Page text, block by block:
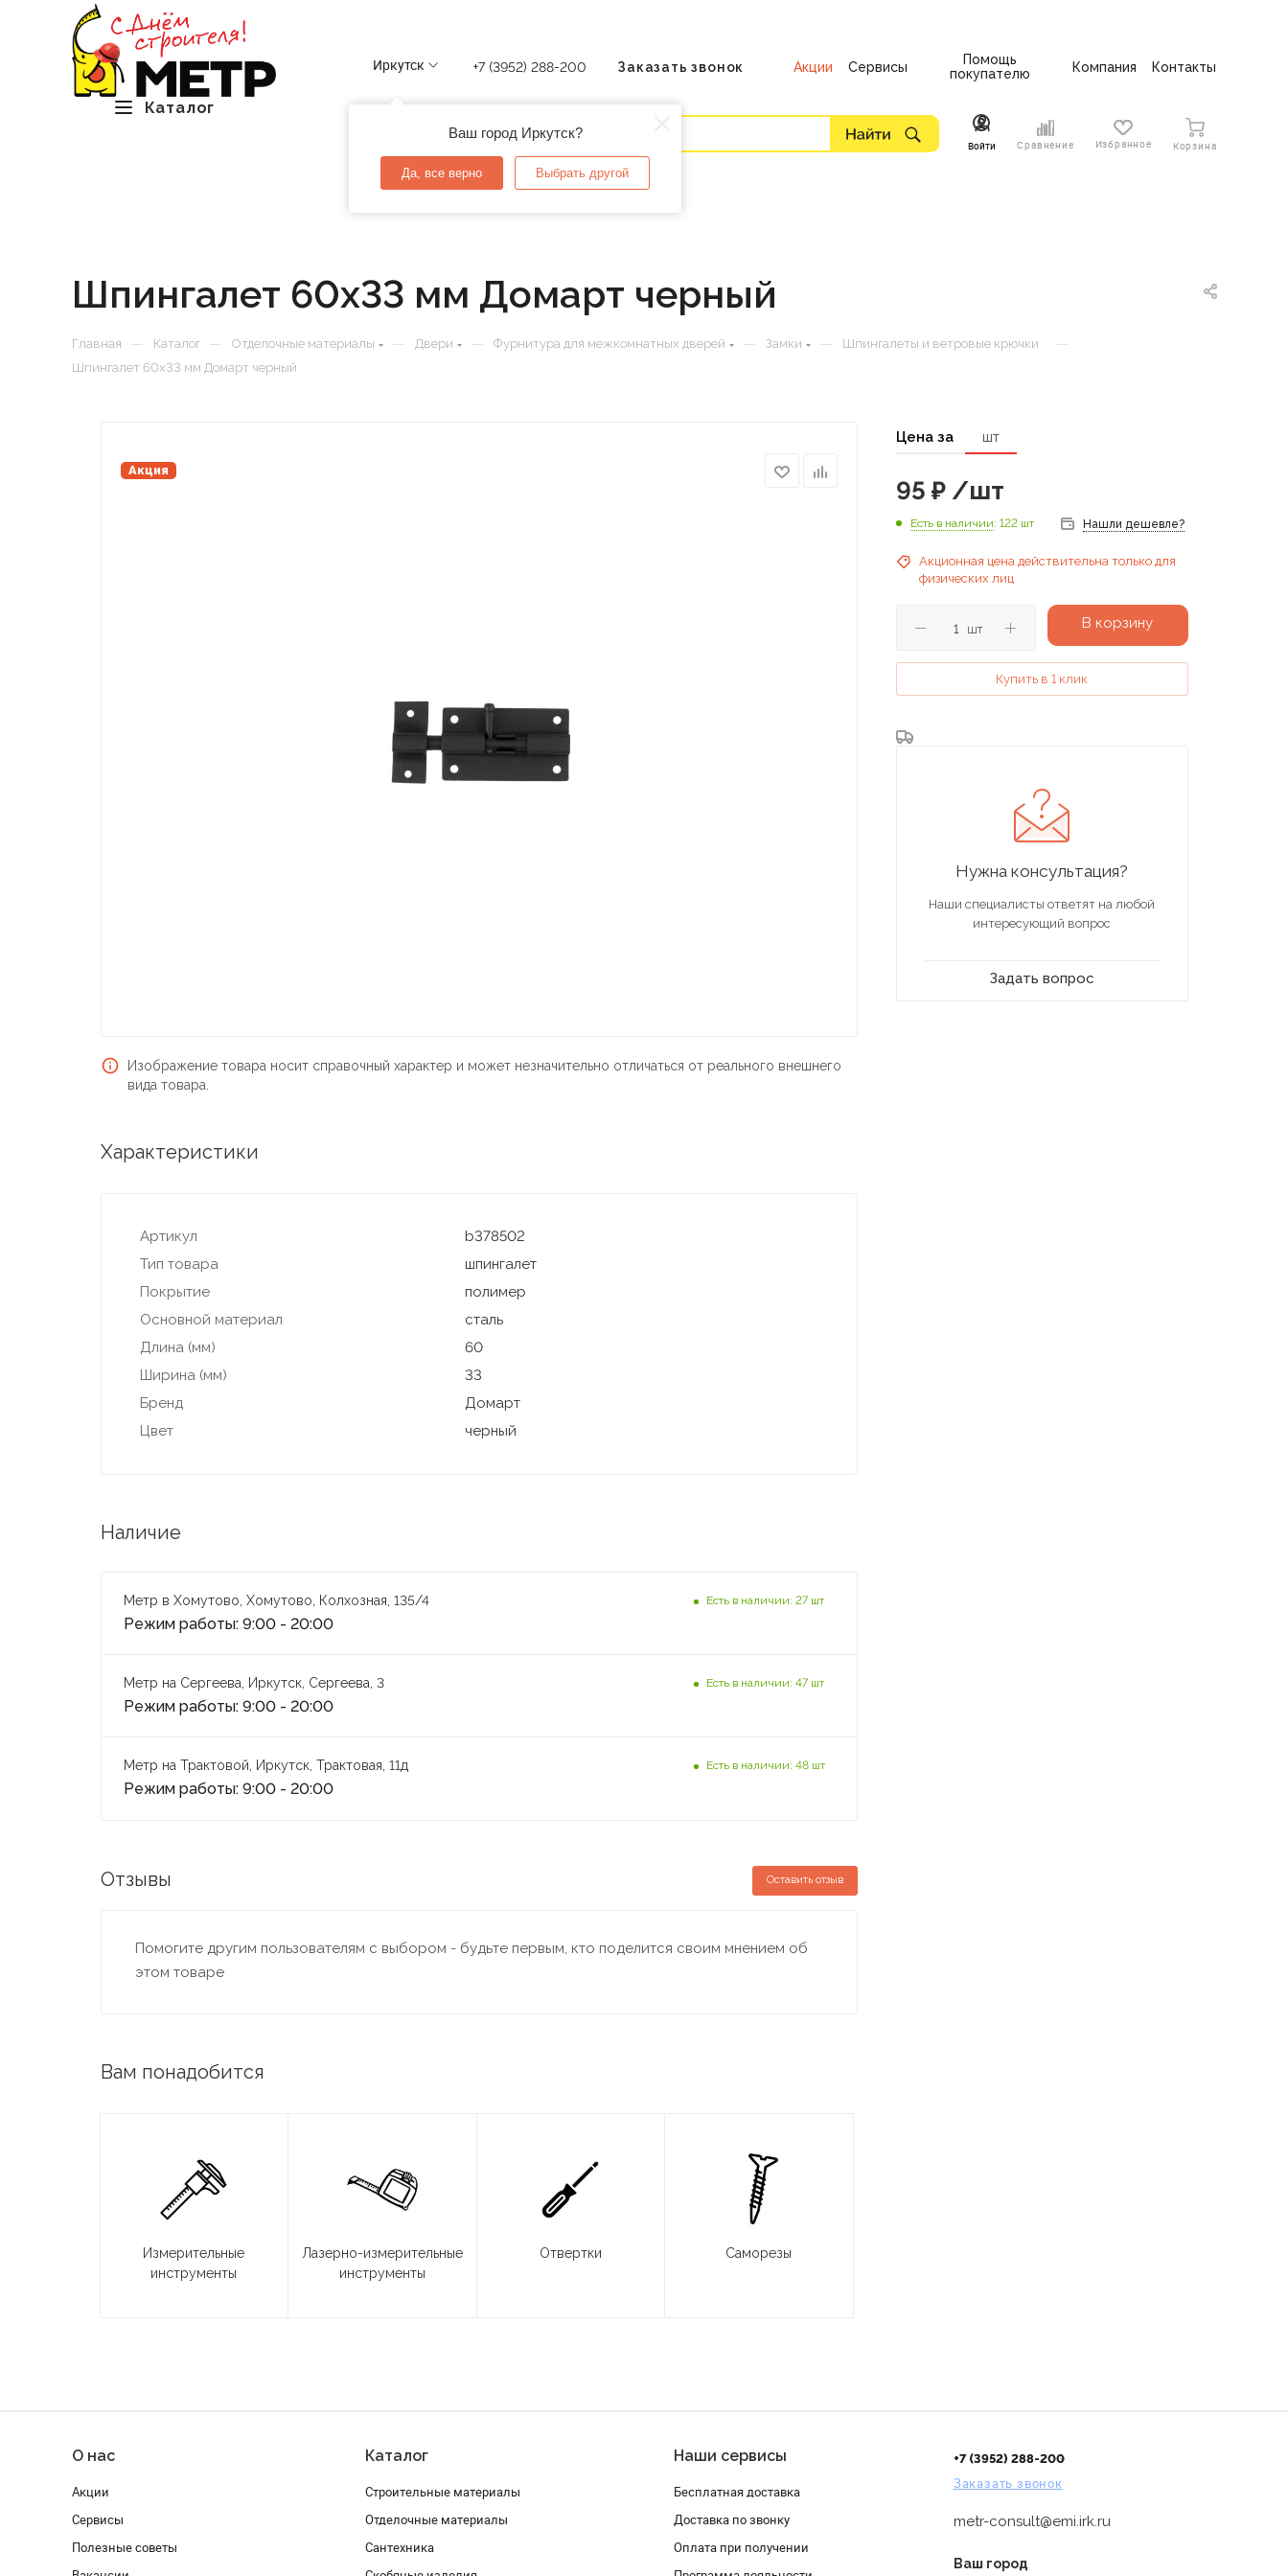
Каталог
Иркутск
Ваш город Иркутск?
Да, все верно Выбрать другой
+7 (3952) 288-200 Заказать звонок Акции Сервисы
Помощь
покупателю
Компания Контакты
Войти Сравнение Избранное Корзина
Шпингалет 60х33 мм Домарт черный
Главная — Каталог — Отделочные материалы — Двери — Фурнитура для межкомнатных дверей — Замки — Шпингалеты и ветровые крючки —
Шпингалет 60х33 мм Домарт черный
Акция
Изображение товара носит справочный характер и может незначительно отличаться от реального внешнего
вида товара.
Характеристики
Артикул
b378502
Тип товара
шпингалет
Покрытие
полимер
Основной материал
сталь
Длина (мм)
60
Ширина (мм)
33
Бренд
Домарт
Цвет
черный
Наличие
Метр в Хомутово, Хомутово, Колхозная, 135/4
Режим работы: 9:00 - 20:00
Есть в наличии: 27 шт
Метр на Сергеева, Иркутск, Сергеева, 3
Режим работы: 9:00 - 20:00
Есть в наличии: 47 шт
Метр на Трактовой, Иркутск, Трактовая, 11д
Режим работы: 9:00 - 20:00
Есть в наличии: 48 шт
Отзывы Оставить отзыв
Помогите другим пользователям с выбором - будьте первым, кто поделится своим мнением об
этом товаре
Вам понадобится
Измерительные
инструменты
Лазерно-измерительные
инструменты
Отвертки Саморезы
Цена за шт
95 ₽/шт
Есть в наличии: 122 шт Нашли дешевле?
Акционная цена действительна только для
физических лиц
шт В корзину
Купить в 1 клик
Нужна консультация?
Наши специалисты ответят на любой
интересующий вопрос
Задать вопрос
О нас
Акции
Сервисы
Полезные советы
Каталог
Строительные материалы
Отделочные материалы
Сантехника
Наши сервисы
Бесплатная доставка
Доставка по звонку
Оплата при получении
+7 (3952) 288-200
Заказать звонок
metr-consult@emi.irk.ru
Ваш город